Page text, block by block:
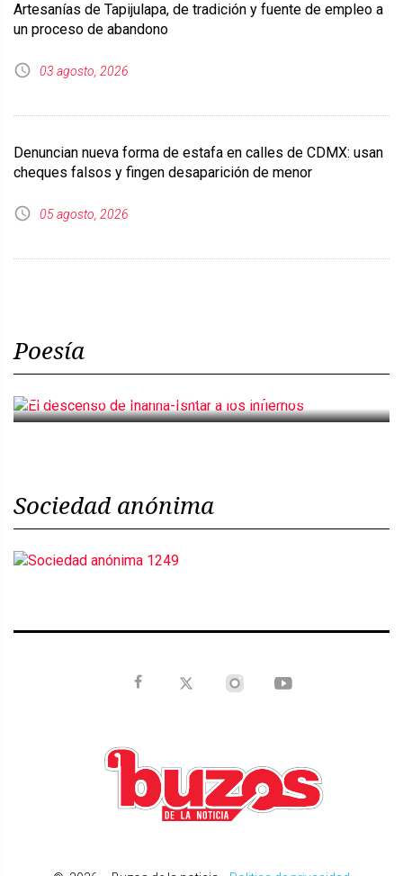
Artesanías de Tapijulapa, de tradición y fuente de empleo a
un proceso de abandono
03 agosto, 2026
Denuncian nueva forma de estafa en calles de CDMX: usan
cheques falsos y fingen desaparición de menor
05 agosto, 2026
Poesía
El descenso de Inanna-Ishtar a los infiernos
Sociedad anónima